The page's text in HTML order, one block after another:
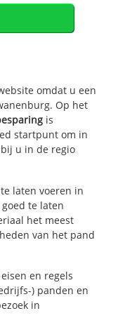
omdat u een
Op het
is
startpunt om in
u in de regio
laten voeren in
te laten
het meest
van het pand
en regels
) panden en
in